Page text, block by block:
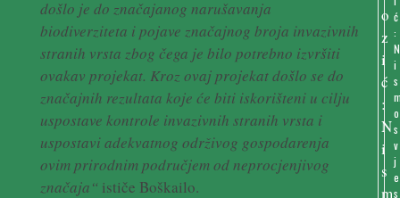
došlo je do značajanog narušavanja
biodiverziteta i pojave značajnog broja invazivnih
stranih vrsta zbog čega je bilo potrebno izvršiti
ovakav projekat. Kroz ovaj projekat došlo se do
značajnih rezultata koje će biti iskorišteni u cilju
uspostave kontrole invazivnih stranih vrsta i
uspostavi adekvatnog održivog gospodarenja
ovim prirodnim područjem od neprocjenjivog
značaja“ ističe Boškailo.
ć
:
N
i
s
o
s
v
j
e
s